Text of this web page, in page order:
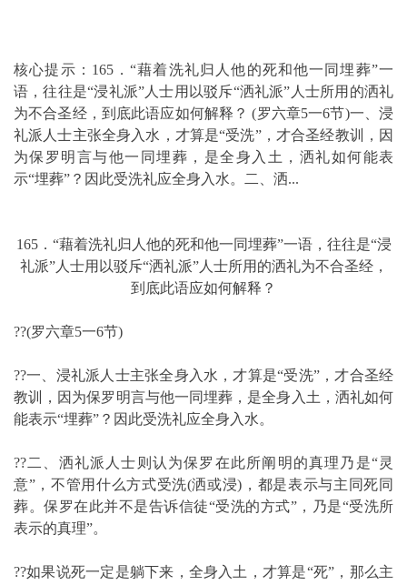
核心提示：165．“藉着洗礼归人他的死和他一同埋葬”一
语，往往是“浸礼派”人士用以驳斥“洒礼派”人士所用的洒礼
为不合圣经，到底此语应如何解释？ (罗六章5一6节)一、浸
礼派人士主张全身入水，才算是“受洗”，才合圣经教训，因
为保罗明言与他一同埋葬，是全身入土，洒礼如何能表
示“埋葬”？因此受洗礼应全身入水。二、洒...
165．“藉着洗礼归人他的死和他一同埋葬”一语，往往是“浸
礼派”人士用以驳斥“洒礼派”人士所用的洒礼为不合圣经，
到底此语应如何解释？
??(罗六章5一6节)
??一、浸礼派人士主张全身入水，才算是“受洗”，才合圣经
教训，因为保罗明言与他一同埋葬，是全身入土，洒礼如何
能表示“埋葬”？因此受洗礼应全身入水。
??二、洒礼派人士则认为保罗在此所阐明的真理乃是“灵
意”，不管用什么方式受洗(洒或浸)，都是表示与主同死同
葬。保罗在此并不是告诉信徒“受洗的方式”，乃是“受洗所
表示的真理”。
??如果说死一定是躺下来，全身入土，才算是“死”，那么主